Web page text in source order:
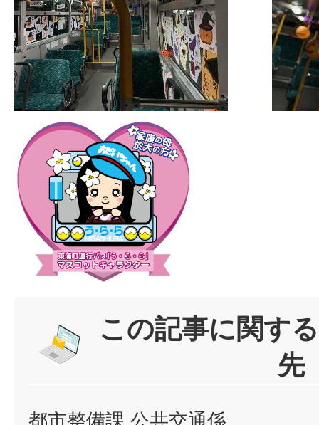
この記事に関す
先
都市整備課 公共交通係